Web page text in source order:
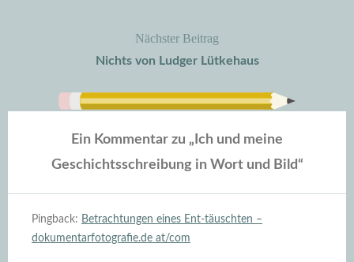
Nächster Beitrag
Nichts von Ludger Lütkehaus
Ein Kommentar zu „ Ich und meine
Geschichtsschreibung in Wort und Bild“
Pingback: Betrachtungen eines Ent-täuschten –
dokumentarfotografie.de at/com